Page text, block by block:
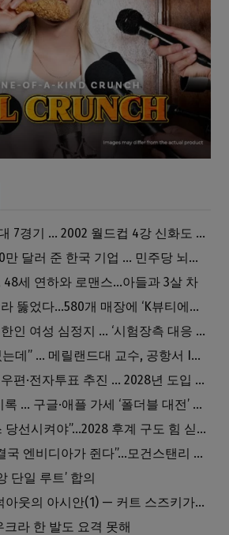
외국인 심판 성접대 7경기 … 2002 월드컵 4강 신화도 흔들
트럼프 회사에 200만 달러 준 한국 기업 … 민주당 뇌물의혹 조사
48세 연하와 로맨스…아들과 3살 차
올리브영, 美 세포라 뚫었다…580개 매장에 ‘K뷰티에딧’ 론칭
변호사 시험 보던 한인 여성 심정지 … ‘시험장측 대응 부적절’ 소송
“합법 취업허가 있는데” … 메릴랜드대 교수, 공항서 ICE에 체포, 구금 중
동포청, 재외국민 우편·전자투표 추진 … 2028년 도입 목표
삼성 144만대 신기록 … 구글·애플 가세 ‘폴더블 대전’ 열린다
트럼프 “결국 밴스 당선시켜야”…2028 후계 구도 힘 싣나
“AI 시장 주도권, 결국 엔비디아가 쥔다”…모건스탠리 장담
단일 루트’ 합의
[석승환의 MLB] 덕아웃의 아시안(1) — 커트 스즈키가 우리에게 묻는 것
크라 한 발도 요격 못해